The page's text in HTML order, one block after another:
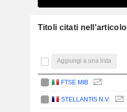
Titoli citati nell'articolo
Aggiungi a una lista
FTSE MIB
STELLANTIS N.V.